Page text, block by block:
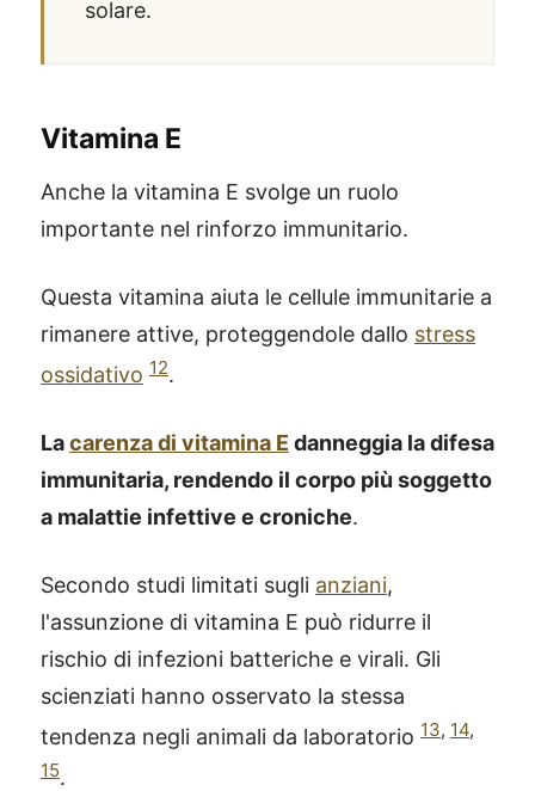
solare.
Vitamina E
Anche la vitamina E svolge un ruolo
importante nel rinforzo immunitario.
Questa vitamina aiuta le cellule immunitarie a
rimanere attive, proteggendole dallo stress
ossidativo 12.
Lacarenza di vitamina E danneggia la difesa
immunitaria, rendendo il corpo più soggetto
a malattie infettive e croniche.
Secondo studi limitati sugli anziani,
l'assunzione di vitamina E può ridurre il
rischio di infezioni batteriche e virali. Gli
scienziati hanno osservato la stessa
tendenza negli animali da laboratorio 13, 14,
15.